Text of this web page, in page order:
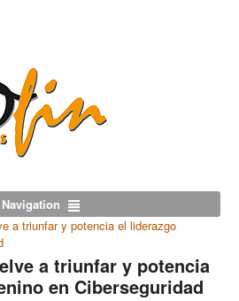
Navigation
a triunfar y potencia el liderazgo
a triunfar y potencia
en Ciberseguridad